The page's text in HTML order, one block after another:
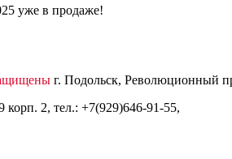
уже в продаже!
г. Подольск, Революционный
2, тел.: +7(929)646-91-55,